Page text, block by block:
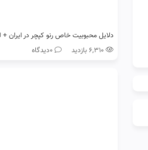
۶,۳۱۰ بازدید
0دیدگاه